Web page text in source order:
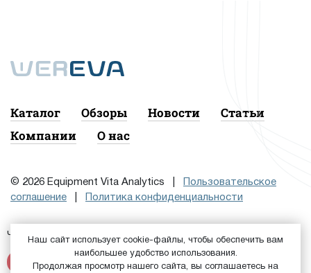
Каталог Обзоры Новости
Статьи
Компании
О нас
© 2026 Equipment Vita Analytics |
Пользовательское
соглашение
Политика конфиденциальности
Чтобы подписаться на рассылку, сначала Войдите или
Зарегистрируйтесь
Наш сайт использует cookie-файлы, чтобы обеспечить вам
наибольшее удобство использования.
Продолжая просмотр нашего сайта, вы соглашаетесь на